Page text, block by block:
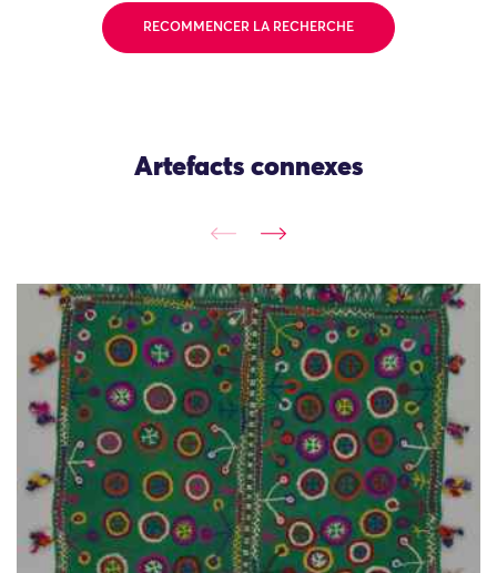
RECOMMENCER LA RECHERCHE
Artefacts connexes